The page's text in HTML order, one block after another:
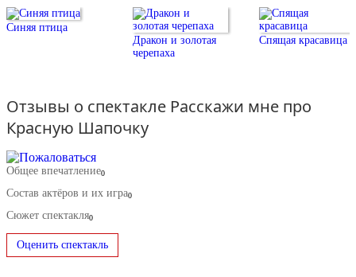
Синяя птица
Дракон и золотая
черепаха
Спящая красавица
Отзывы о спектакле Расскажи мне про
Красную Шапочку
Общее впечатление0
Состав актёров и их игра0
Сюжет спектакля0
Оценить спектакль